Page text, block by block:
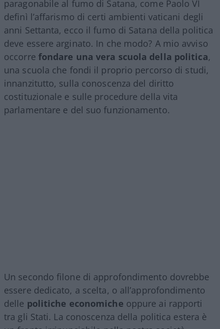
paragonabile al fumo di Satana, come Paolo VI
definì l’affarismo di certi ambienti vaticani degli
anni Settanta, ecco il fumo di Satana della politica
deve essere arginato. In che modo? A mio avviso
occorre fondare una vera scuola della politica,
una scuola che fondi il proprio percorso di studi,
innanzitutto, sulla conoscenza del diritto
costituzionale e sulle procedure della vita
parlamentare e del suo funzionamento.
Un secondo filone di approfondimento dovrebbe
essere dedicato, a scelta, o all’approfondimento
delle politiche economiche oppure ai rapporti
tra gli Stati. La conoscenza della politica estera è